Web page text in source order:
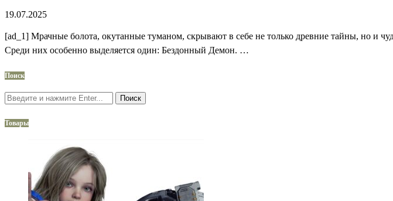
19.07.2025
[ad_1] Мрачные болота, окутанные туманом, скрывают в себе не только древние тайны, но и
Среди них особенно выделяется один: Бездонный Демон. …
Поиск
Поиск
Товары